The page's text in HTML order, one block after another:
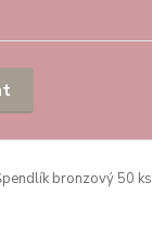
bronzový 50 ks